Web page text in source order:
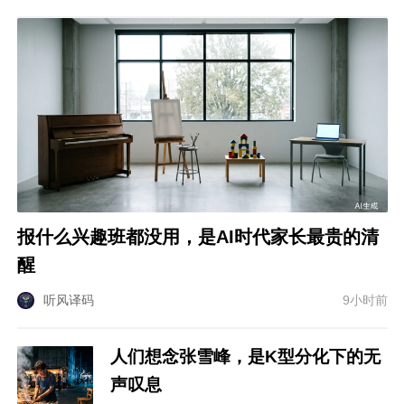
报什么兴趣班都没用，是AI时代家长最贵的清
醒
听风译码 9小时前
人们想念张雪峰，是K型分化下的无
声叹息